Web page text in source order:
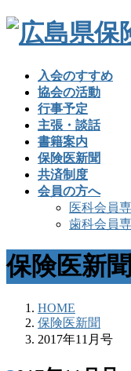
入会のすすめ
協会の活動
行事予定
主張・談話
書籍案内
保険医新聞
共済制度
会員の方へ
医科会員
歯科会員
保険医新聞
HOME
保険医新聞
2017年11月号